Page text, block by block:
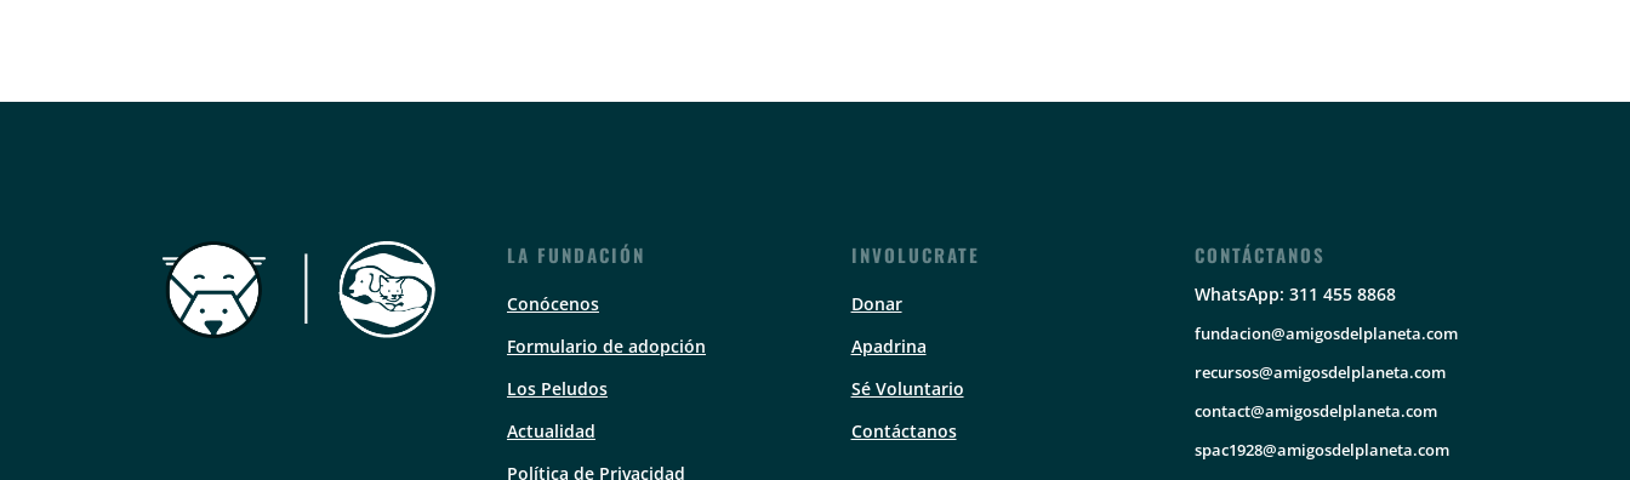
LA FUNDACIÓN
Conócenos
Formulario de adopción
Los Peludos
Actualidad
Política de Privacidad
INVOLUCRATE
Donar
Apadrina
Sé Voluntario
Contáctanos
CONTÁCTANOS
WhatsApp: 311 455 8868
fundacion@amigosdelplaneta.com
recursos@amigosdelplaneta.com
contact@amigosdelplaneta.com
spac1928@amigosdelplaneta.com